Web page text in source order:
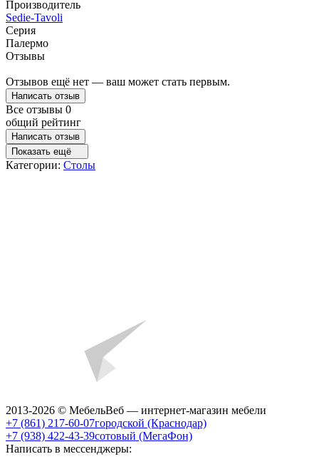
Производитель
Sedie-Tavoli
Серия
Палермо
Отзывы
Отзывов ещё нет — ваш может стать первым.
Написать отзыв
Все отзывы 0
общий рейтинг
Написать отзыв
Показать ещё
Категории: Столы
2013-2026 © МебельВеб — интернет-магазин мебели
+7 (861) 217-60-07городской (Краснодар)
+7 (938) 422-43-39сотовый (МегаФон)
Написать в мессенджеры: